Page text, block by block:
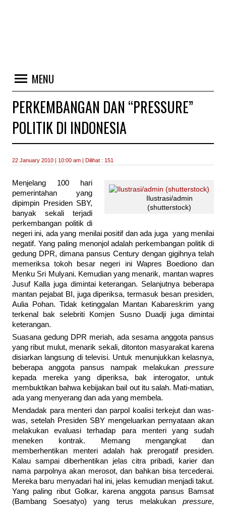
MENU
PERKEMBANGAN DAN “PRESSURE”
POLITIK DI INDONESIA
22 January 2010 | 10:00 am | Dilihat : 151
Ilustrasi/admin
(shutterstock)
Menjelang 100 hari
pemerintahan yang
dipimpin Presiden SBY,
banyak sekali terjadi
perkembangan politik di
negeri ini, ada yang menilai positif dan ada juga yang menilai
negatif. Yang paling menonjol adalah perkembangan politik di
gedung DPR, dimana pansus Century dengan gigihnya telah
memeriksa tokoh besar negeri ini Wapres Boediono dan
Menku Sri Mulyani. Kemudian yang menarik, mantan wapres
Jusuf Kalla juga dimintai keterangan. Selanjutnya beberapa
mantan pejabat BI, juga diperiksa, termasuk besan presiden,
Aulia Pohan. Tidak ketinggalan Mantan Kabareskrim yang
terkenal bak selebriti Komjen Susno Duadji juga dimintai
keterangan.
Suasana gedung DPR meriah, ada sesama anggota pansus
yang ribut mulut, menarik sekali, ditonton masyarakat karena
disiarkan langsung di televisi. Untuk menunjukkan kelasnya,
beberapa anggota pansus nampak melakukan pressure
kepada mereka yang diperiksa, bak interogator, untuk
membuktikan bahwa kebijakan bail out itu salah. Mati-matian,
ada yang menyerang dan ada yang membela.
Mendadak para menteri dan parpol koalisi terkejut dan was-
was, setelah Presiden SBY mengeluarkan pernyataan akan
melakukan evaluasi terhadap para menteri yang sudah
meneken kontrak. Memang mengangkat dan
memberhentikan menteri adalah hak prerogatif presiden.
Kalau sampai diberhentikan jelas citra pribadi, karier dan
nama parpolnya akan merosot, dan bahkan bisa tercederai.
Mereka baru menyadari hal ini, jelas kemudian menjadi takut.
Yang paling ribut Golkar, karena anggota pansus Bamsat
(Bambang Soesatyo) yang terus melakukan pressure,